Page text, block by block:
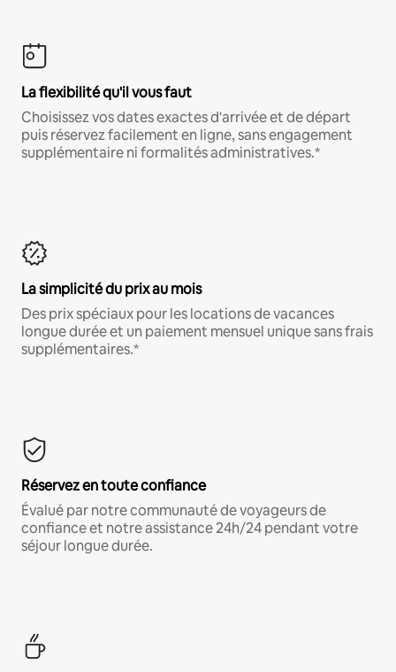
La flexibilité qu'il vous faut
Choisissez vos dates exactes d'arrivée et de départ
puis réservez facilement en ligne, sans engagement
supplémentaire ni formalités administratives.*
La simplicité du prix au mois
Des prix spéciaux pour les locations de vacances
longue durée et un paiement mensuel unique sans frais
supplémentaires.*
Réservez en toute confiance
Évalué par notre communauté de voyageurs de
confiance et notre assistance 24h/24 pendant votre
séjour longue durée.